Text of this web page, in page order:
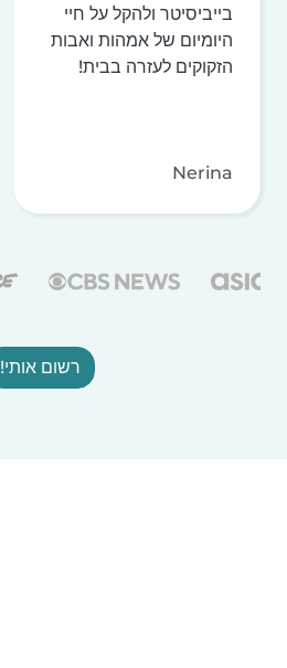
בייביסיטר ולהקל על חיי
היומיום של אמהות ואבות
הזקוקים לעזרה בבית!
Nerina
רשום אותי!